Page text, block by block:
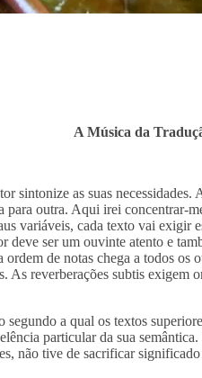
A Música da
sintonize as suas necessidades.
outra. Aqui irei concentrar-
variáveis, cada texto vai exigir
deve ser um ouvinte atento e
de notas chega a todos os
As reverberações subtis exigem
a qual os textos
particular da sua
não tive de sacrificar